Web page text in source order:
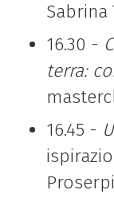
Sabrina
16.30 -
terra:
16.45 -
Proserpi